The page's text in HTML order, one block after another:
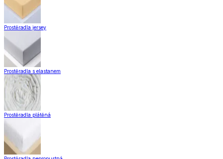
Prostěradla jersey
Prostěradla s elastanem
Prostěradla plátěná